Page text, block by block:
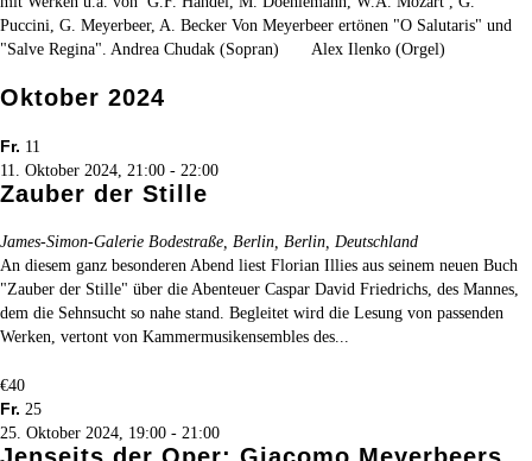
Puccini, G. Meyerbeer, A. Becker Von Meyerbeer ertönen "O Salutaris" und
"Salve Regina". Andrea Chudak (Sopran) Alex Ilenko (Orgel)
Oktober 2024
Fr. 11
11. Oktober 2024, 21:00 - 22:00
Zauber der Stille
James-Simon-Galerie Bodestraße, Berlin, Berlin, Deutschland
An diesem ganz besonderen Abend liest Florian Illies aus seinem neuen Buch
"Zauber der Stille" über die Abenteuer Caspar David Friedrichs, des Mannes,
dem die Sehnsucht so nahe stand. Begleitet wird die Lesung von passenden
Werken, vertont von Kammermusikensembles des...
€40
Fr. 25
25. Oktober 2024, 19:00 - 21:00